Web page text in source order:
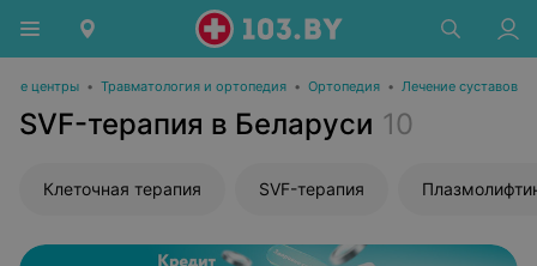
центры • Травматология и ортопедия • Ортопедия • Лечение суставов
SVF-терапия в Беларуси 10
Клеточная терапия SVF-терапия